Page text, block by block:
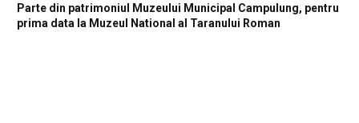
Parte din patrimoniul Muzeului Municipal Campulung, pentru
prima data la Muzeul National al Taranului Roman